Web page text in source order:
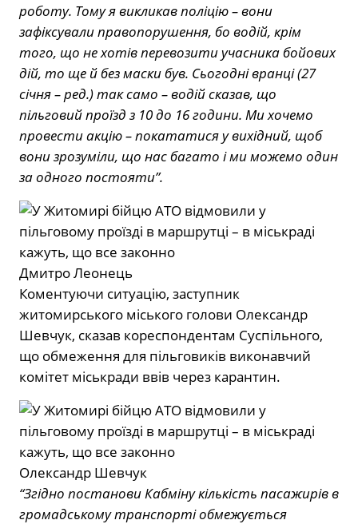
роботу. Тому я викликав поліцію – вони
зафіксували правопорушення, бо водій, крім
того, що не хотів перевозити учасника бойових
дій, то ще й без маски був. Сьогодні вранці (27
січня – ред.) так само – водій сказав, що
пільговий проїзд з 10 до 16 години. Ми хочемо
провести акцію – покататися у вихідний, щоб
вони зрозуміли, що нас багато і ми можемо один
за одного постояти”.
Дмитро Леонець
Коментуючи ситуацію, заступник
житомирського міського голови Олександр
Шевчук, сказав кореспондентам Суспільного,
що обмеження для пільговиків виконавчий
комітет міськради ввів через карантин.
Олександр Шевчук
“Згідно постанови Кабміну кількість пасажирів в
громадському транспорті обмежується